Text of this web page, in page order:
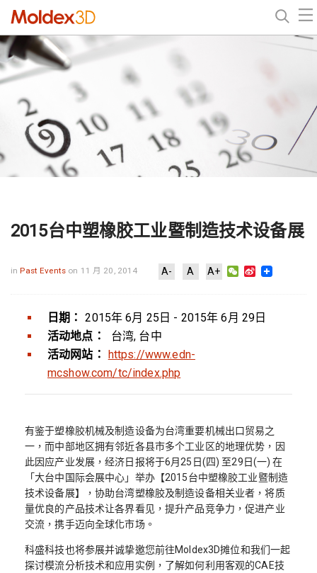
2015台中塑橡胶工业暨制造技术设备展
inPast Events on 11 月 20, 2014 A- A A+ WeChat
Sina
日期：
2015年 6月 25日 - 2015年 6月 29日
活动地点：
台湾, 台中
活动网站： https://www.edn-
mcshow.com/tc/index.php
有鉴于塑橡胶机械及制造设备为台湾重要机械出口贸易之
一，而中部地区拥有邻近各县市多个工业区的地理优势，因
此因应产业发展，经济日报将于6月25日(四) 至29日(一) 在
「大台中国际会展中心」举办【2015台中塑橡胶工业暨制造
技术设备展】，协助台湾塑橡胶及制造设备相关业者，将质
量优良的产品技术让各界看见，提升产品竞争力，促进产业
交流，携手迈向全球化市场。
科盛科技也将参展并诚挚邀您前往Moldex3D摊位和我们一起
探讨模流分析技术和应用实例，了解如何利用客观的CAE技